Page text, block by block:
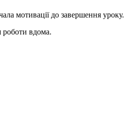
мотивації до завершення уроку.
роботи вдома.